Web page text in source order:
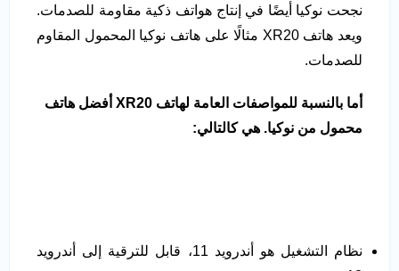
نجحت نوكيا أيضًا في إنتاج هواتف ذكية مقاومة للصدمات.
ويعد هاتف XR20 مثالًا على هاتف نوكيا المحمول المقاوم
للصدمات.
أما بالنسبة للمواصفات العامة لهاتف XR20 أفضل هاتف
محمول من نوكيا. هي كالتالي:
نظام التشغيل هو أندرويد 11، قابل للترقية إلى أندرويد